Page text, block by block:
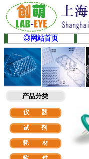
◎网站首页
产品分类
仪 器
试 剂
耗 材